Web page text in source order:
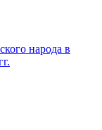
народа в